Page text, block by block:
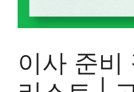
이사 준비